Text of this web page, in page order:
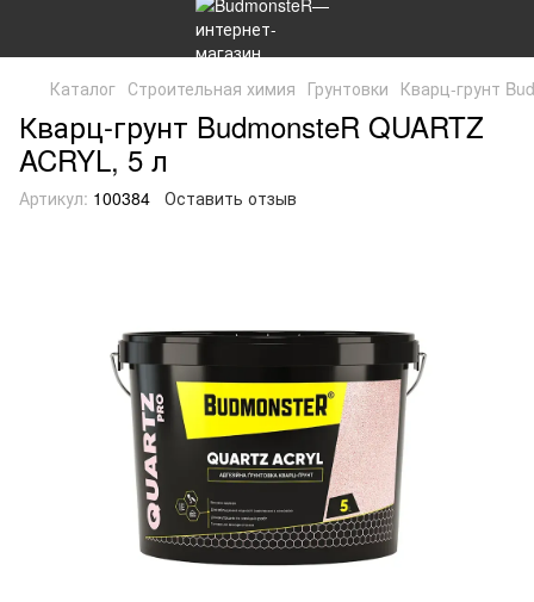
Каталог Строительная химия Грунтовки Кварц-грунт
Кварц-грунт BudmonsteR QUARTZ
ACRYL, 5 л
Артикул: 100384 Оставить отзыв